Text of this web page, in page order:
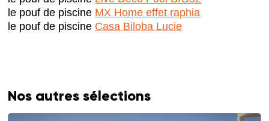
le pouf de piscine MX Home effet raphia
le pouf de piscine Casa Biloba Lucie
Nos autres sélections